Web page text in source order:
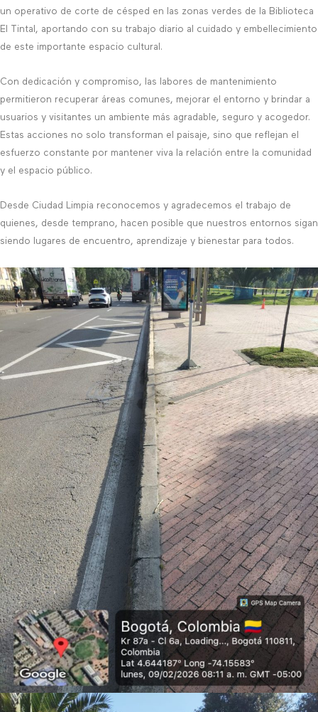
un operativo de corte de césped en las zonas verdes de la Biblioteca
El Tintal, aportando con su trabajo diario al cuidado y embellecimiento
de este importante espacio cultural.
Con dedicación y compromiso, las labores de mantenimiento
permitieron recuperar áreas comunes, mejorar el entorno y brindar a
usuarios y visitantes un ambiente más agradable, seguro y acogedor.
Estas acciones no solo transforman el paisaje, sino que reflejan el
esfuerzo constante por mantener viva la relación entre la comunidad
y el espacio público.
Desde Ciudad Limpia reconocemos y agradecemos el trabajo de
quienes, desde temprano, hacen posible que nuestros entornos sigan
siendo lugares de encuentro, aprendizaje y bienestar para todos.